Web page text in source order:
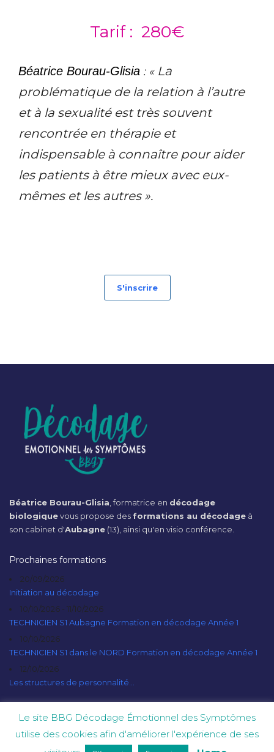
Tarif : 280€
Béatrice Bourau-Glisia : « La
problématique de la relation à l’autre
et à la sexualité est très souvent
rencontrée en thérapie et
indispensable à connaître pour aider
les patients à être mieux avec eux-
mêmes et les autres ».
S'inscrire
Béatrice Bourau-Glisia , formatrice en décodage
biologiquevous propose des formations au décodage à
son cabinet d'Aubagne (13), ainsi qu'en visio conférence.
Prochaines formations
20/09/2026
Initiation au décodage
10/10/2026 - 11/10/2026
TECHNICIEN S1 Aubagne Formation en décodage Année 1
10/10/2026
TECHNICIEN S1 dans le NORD Formation en décodage Année 1
12/10/2026
Les structures de personnalité...
© 2021 - Béatrice Bourau-Glisia - Tous droits réservés.
Le site BBG Décodage Émotionnel des Symptômes
utilise des cookies afin d'améliorer l'expérience de ses